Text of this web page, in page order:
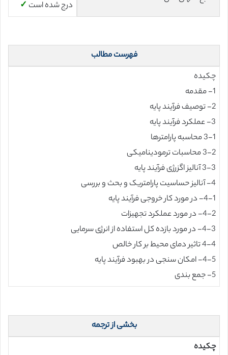
درج شده است ✓
فهرست مطالب
چکیده
1- مقدمه
2- توصیف فرآیند پایه
3- عملکرد فرآیند پایه
3-1 محاسبه پارامترها
3-2 محاسبات ترمودینامیکی
3-3 آنالیز اگزرژی فرآیند پایه
4- آنالیز حساسیت پارامتریک و بحث و بررسی
4-1- در مورد کار خروجی فرآیند پایه
4-2- در مورد عملکرد تجهیزات
4-3- در مورد بازده کل استفاده از انرژی سرمایی
4-4 تاثیر دمای محیط بر کار خالص
4-5- امکان سنجی در بهبود فرآیند پایه
5- جمع بندی
بخشی از ترجمه
چکیده